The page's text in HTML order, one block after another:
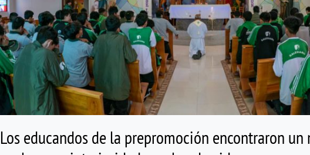
Los educandos de la prepromoción encontraron